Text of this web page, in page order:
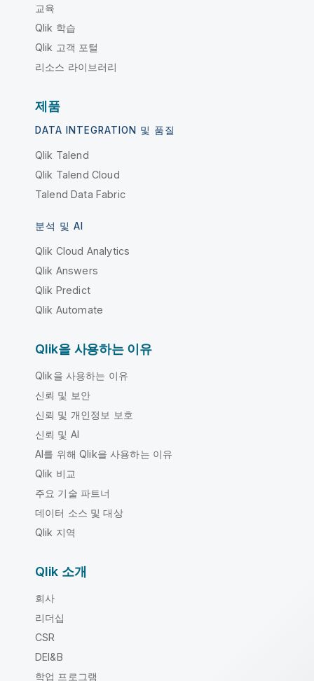
교육
Qlik 학습
Qlik 고객 포털
리소스 라이브러리
제품
DATA INTEGRATION 및 품질
Qlik Talend
Qlik Talend Cloud
Talend Data Fabric
분석 및 AI
Qlik Cloud Analytics
Qlik Answers
Qlik Predict
Qlik Automate
Qlik을 사용하는 이유
Qlik을 사용하는 이유
신뢰 및 보안
신뢰 및 개인정보 보호
신뢰 및 AI
AI를 위해 Qlik을 사용하는 이유
Qlik 비교
주요 기술 파트너
데이터 소스 및 대상
Qlik 지역
Qlik 소개
회사
리더십
CSR
DEI&B
학업 프로그램